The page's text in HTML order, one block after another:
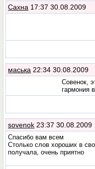
Сахна 17:37 30.08.2009
маська 22:34 30.08.2009
Совенок,
гармония
sovenok 23:37 30.08.2009
Спасибо вам всем
Столько слов хороших в
получала, очень приятно